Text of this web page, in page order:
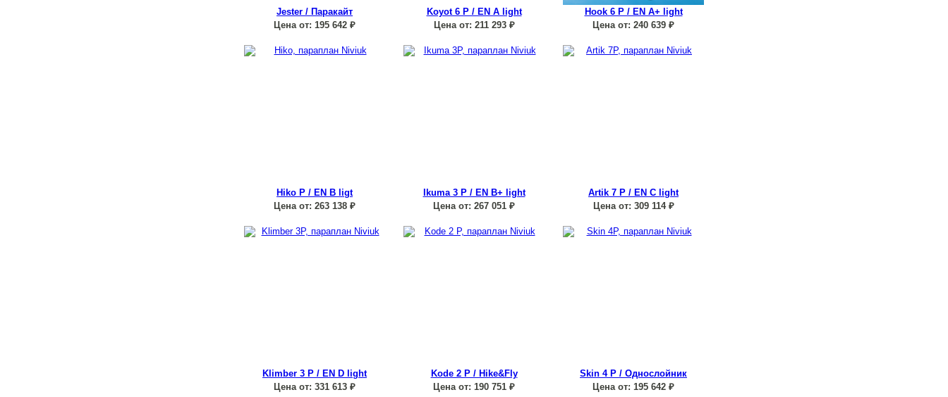
Jester / Паракайт
Цена от: 195 642 ₽
Koyot 6 P / EN A light
Цена от: 211 293₽
Hook 6 P / EN A+ light
Цена от: 240 639 ₽
Hiko P / EN B ligt
Цена от: 263 138 ₽
Ikuma 3 P / EN B+ light
Цена от: 267 051 ₽
Artik 7 P / EN C light
Цена от: 309 114₽
Klimber 3 P / EN D light
Цена от: 331 613 ₽
Kode 2 P / Hike&Fly
Цена от: 190 751 ₽
Skin 4 P / Однослойник
Цена от: 195 642 ₽